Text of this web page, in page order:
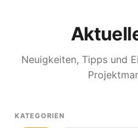
Neuigkeiten, Tipps und
KATEGORIEN